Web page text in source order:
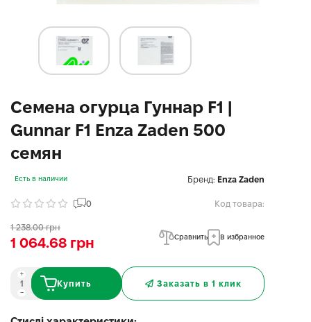
Семена огурца Гуннар F1 |
Gunnar F1 Enza Zaden 500
семян
Есть в наличии Бренд: Enza Zaden
0 Код товара:
1 238.00 грн
1 064.68 грн Сравнить В избранное
Купить Заказать в 1 клик